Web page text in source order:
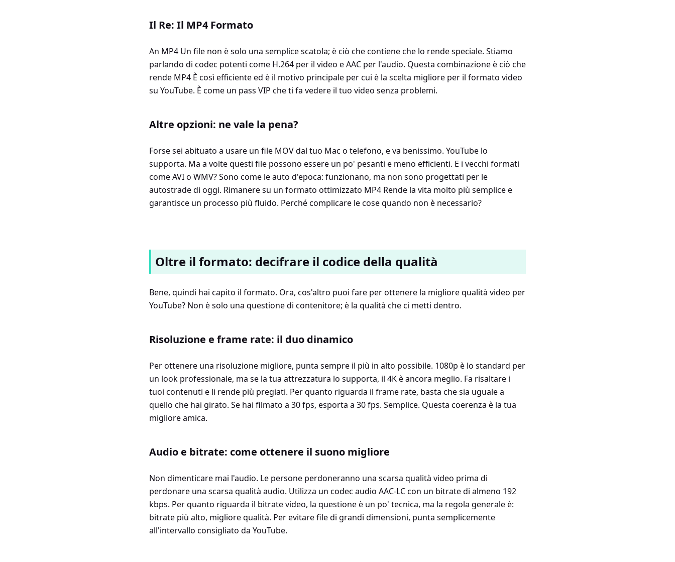
Il Re: Il MP4 Formato
An MP4 Un file non è solo una semplice scatola; è ciò che contiene che lo rende speciale. Stiamo
parlando di codec potenti come H.264 per il video e AAC per l'audio. Questa combinazione è ciò che
rende MP4 È così efficiente ed è il motivo principale per cui è la scelta migliore per il formato video
su YouTube. È come un pass VIP che ti fa vedere il tuo video senza problemi.
Altre opzioni: ne vale la pena?
Forse sei abituato a usare un file MOV dal tuo Mac o telefono, e va benissimo. YouTube lo
supporta. Ma a volte questi file possono essere un po' pesanti e meno efficienti. E i vecchi formati
come AVI o WMV? Sono come le auto d'epoca: funzionano, ma non sono progettati per le
autostrade di oggi. Rimanere su un formato ottimizzato MP4 Rende la vita molto più semplice e
garantisce un processo più fluido. Perché complicare le cose quando non è necessario?
Oltre il formato: decifrare il codice della qualità
Bene, quindi hai capito il formato. Ora, cos'altro puoi fare per ottenere la migliore qualità video per
YouTube? Non è solo una questione di contenitore; è la qualità che ci metti dentro.
Risoluzione e frame rate: il duo dinamico
Per ottenere una risoluzione migliore, punta sempre il più in alto possibile. 1080p è lo standard per
un look professionale, ma se la tua attrezzatura lo supporta, il 4K è ancora meglio. Fa risaltare i
tuoi contenuti e li rende più pregiati. Per quanto riguarda il frame rate, basta che sia uguale a
quello che hai girato. Se hai filmato a 30 fps, esporta a 30 fps. Semplice. Questa coerenza è la tua
migliore amica.
Audio e bitrate: come ottenere il suono migliore
Non dimenticare mai l'audio. Le persone perdoneranno una scarsa qualità video prima di
perdonare una scarsa qualità audio. Utilizza un codec audio AAC-LC con un bitrate di almeno 192
kbps. Per quanto riguarda il bitrate video, la questione è un po' tecnica, ma la regola generale è:
bitrate più alto, migliore qualità. Per evitare file di grandi dimensioni, punta semplicemente
all'intervallo consigliato da YouTube.